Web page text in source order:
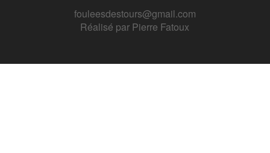
fouleesdestours@gmail.com
Réalisé par Pierre Fatoux